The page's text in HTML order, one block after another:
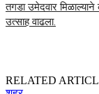
तगडा उमेदवार मिळाल्याने
उत्साह वाढला.
RELATED